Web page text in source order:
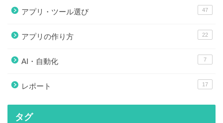
アプリ・ツール選び 47
アプリの作り方 22
AI・自動化 7
レポート 17
タグ